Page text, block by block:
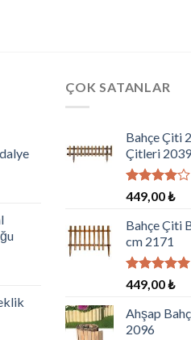
ÇOK SATANLAR
Bahçe Çiti
Çitleri 2039
5
üzerinden
4.00
oy
aldı
449,00₺
Bahçe Çiti
cm 2171
5 üzerinden
5.00oy
aldı
449,00₺
Ahşap
2096